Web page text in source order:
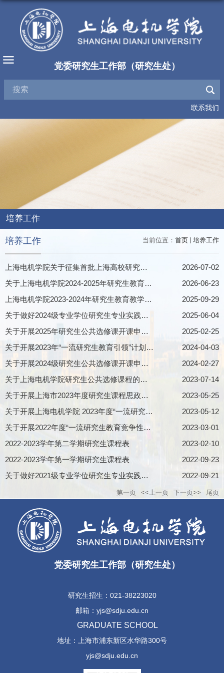
党委研究生工作部（研究生处）
联系我们
培养工作
当前位置： 首页 培养工作
培养工作
上海电机学院关于征集首批上海高校研究生导学团队建设案例的通知
2026-07-02
关于上海电机学院2024-2025年研究生教育教学改革项目结题验收公示
2026-06-23
上海电机学院2023-2024年研究生教育教学改革项目结题验收公示
2025-09-29
关于做好2024级专业学位研究生专业实践的通知
2025-06-04
关于开展2025年研究生公共选修课开课申报的通知
2025-02-25
关于开展2023年“一流研究生教育引领”计划项目中期检查工作的通知
2024-04-03
关于开展2024级研究生公共选修课开课申报工作的通知
2024-02-27
关于上海电机学院研究生公共选修课程的公示
2023-07-14
关于开展上海市2023年度研究生课程思政示范课程、教学名师和示范团队建设申报工作的通知
2023-05-25
关于开展上海电机学院 2023年度“一流研究生教育引领计划” 项目申报的通知
2023-05-12
关于开展2022年度“一流研究生教育竞争性计划”项目 结题工作的通知
2023-03-01
2022-2023学年第二学期研究生课程表
2023-02-10
2022-2023学年第一学期研究生课程表
2022-09-23
关于做好2021级专业学位研究生专业实践的通知
2022-09-21
第一页 <<上一页 下一页>> 尾页
党委研究生工作部（研究生处）
研究生招生：021-38223020
邮箱：yjs@sdju.edu.cn
GRADUATE SCHOOL
地址：上海市浦东新区水华路300号
yjs@sdju.edu.cn